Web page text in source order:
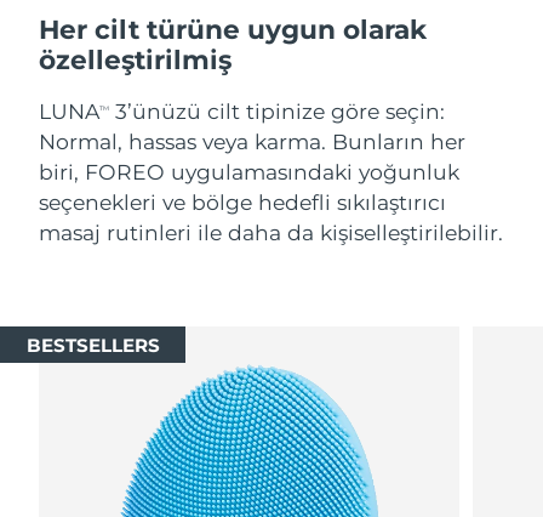
Her cilt türüne uygun olarak
özelleştirilmiş
LUNATM
3’ünüzü cilt tipinize göre seçin:
Normal, hassas veya karma. Bunların her
biri, FOREO uygulamasındaki yoğunluk
seçenekleri ve bölge hedefli sıkılaştırıcı
masaj rutinleri ile daha da kişiselleştirilebilir.
BESTSELLERS